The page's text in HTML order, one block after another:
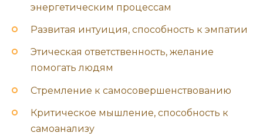
энергетическим процессам
Развитая интуиция, способность к эмпатии
Этическая ответственность, желание
помогать людям
Стремление к самосовершенствованию
Критическое мышление, способность к
самоанализу